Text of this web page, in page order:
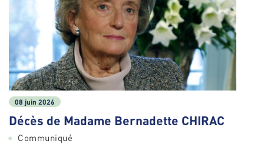
08 juin 2026
Décès de Madame Bernadette CHIRAC
Communiqué